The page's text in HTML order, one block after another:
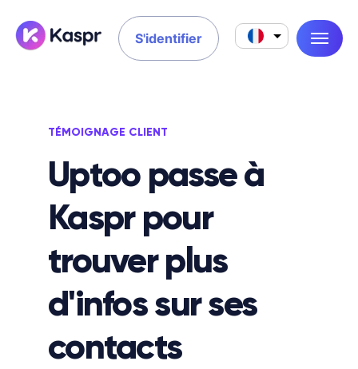
S'identifier
TÉMOIGNAGE CLIENT
Uptoo passe à
Kaspr pour
trouver plus
d'infos sur ses
contacts